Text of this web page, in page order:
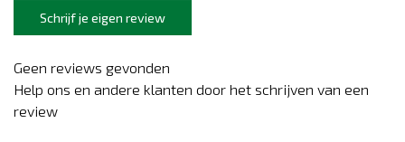
Schrijf je eigen review
Geen reviews gevonden
Help ons en andere klanten door het schrijven van een
review